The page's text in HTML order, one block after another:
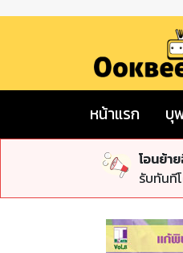
หน้าแรก บุ
โอนย้า
รับทันที